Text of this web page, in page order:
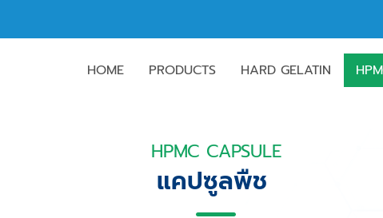
HOME PRODUCTS HARD GELATIN
HPMC CAPSULE
แคปซูลพืช